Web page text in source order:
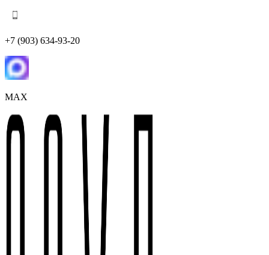
+7 (903) 634-93-20
MAX